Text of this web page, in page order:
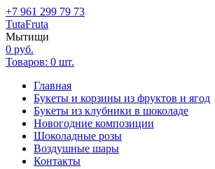
+7 961 299 79 73
TutaFruta
Мытищи
0 руб.
Товаров: 0 шт.
Главная
Букеты и корзины из фруктов и ягод
Букеты из клубники в шоколаде
Новогодние композиции
Шоколадные розы
Воздушные шары
Контакты